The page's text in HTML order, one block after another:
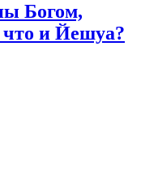
Богом,
что и Йешуа?